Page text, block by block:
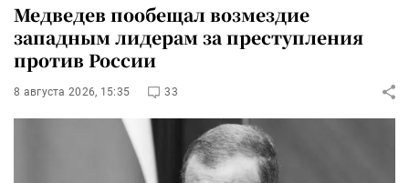
Медведев пообещал возмездие
западным лидерам за преступления
против России
8 августа 2026, 15:35 33